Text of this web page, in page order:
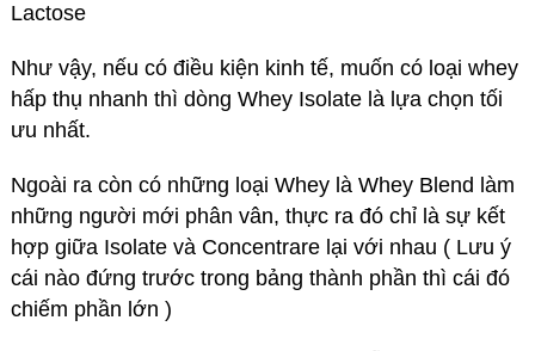
Lactose
Như vậy, nếu có điều kiện kinh tế, muốn có loại whey
hấp thụ nhanh thì dòng Whey Isolate là lựa chọn tối
ưu nhất.
Ngoài ra còn có những loại Whey là Whey Blend làm
những người mới phân vân, thực ra đó chỉ là sự kết
hợp giữa Isolate và Concentrare lại với nhau ( Lưu ý
cái nào đứng trước trong bảng thành phần thì cái đó
chiếm phần lớn )